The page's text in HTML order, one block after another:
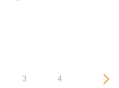
3 4